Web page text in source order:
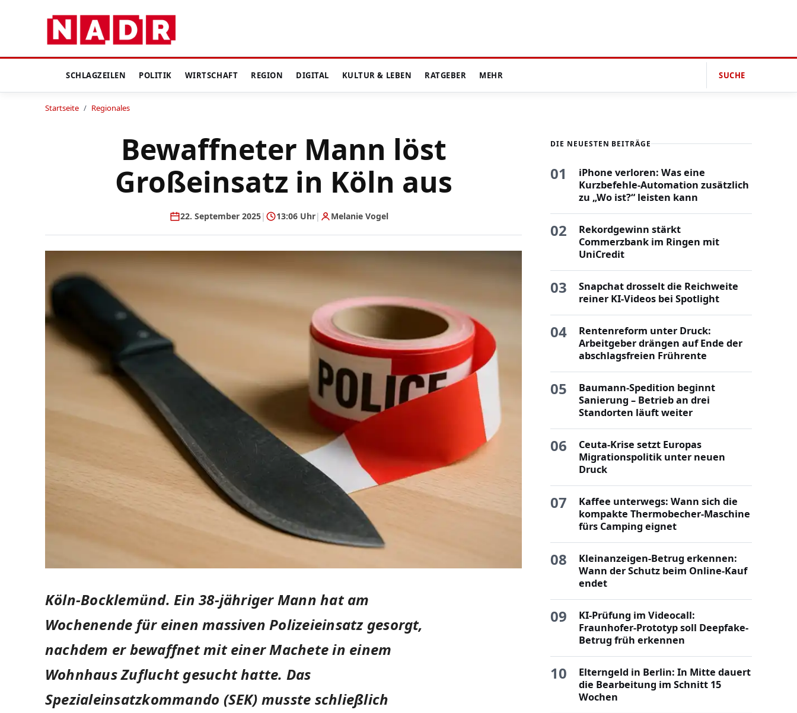
SCHLAGZEILEN POLITIK WIRTSCHAFT REGION DIGITAL KULTUR & LEBEN RATGEBER MEHR SUCHE
Startseite / Regionales
Bewaffneter Mann löst
Großeinsatz in Köln aus
22. September 2025| 13:06 Uhr| Melanie Vogel
Köln-Bocklemünd. Ein 38-jähriger Mann hat am
Wochenende für einen massiven Polizeieinsatz gesorgt,
nachdem er bewaffnet mit einer Machete in einem
Wohnhaus Zuflucht gesucht hatte. Das
Spezialeinsatzkommando (SEK) musste schließlich
DIE NEUESTEN BEITRÄGE
01
iPhone verloren: Was eine
Kurzbefehle-Automation zusätzlich
zu „Wo ist?“ leisten kann
02
Rekordgewinn stärkt
Commerzbank im Ringen mit
UniCredit
03
Snapchat drosselt die Reichweite
reiner KI-Videos bei Spotlight
04
Rentenreform unter Druck:
Arbeitgeber drängen auf Ende der
abschlagsfreien Frührente
05
Baumann-Spedition beginnt
Sanierung – Betrieb an drei
Standorten läuft weiter
06
Ceuta-Krise setzt Europas
Migrationspolitik unter neuen
Druck
07
Kaffee unterwegs: Wann sich die
kompakte Thermobecher-Maschine
fürs Camping eignet
08
Kleinanzeigen-Betrug erkennen:
Wann der Schutz beim Online-Kauf
endet
09
KI-Prüfung im Videocall:
Fraunhofer-Prototyp soll Deepfake-
Betrug früh erkennen
10
Elterngeld in Berlin: In Mitte dauert
die Bearbeitung im Schnitt 15
Wochen